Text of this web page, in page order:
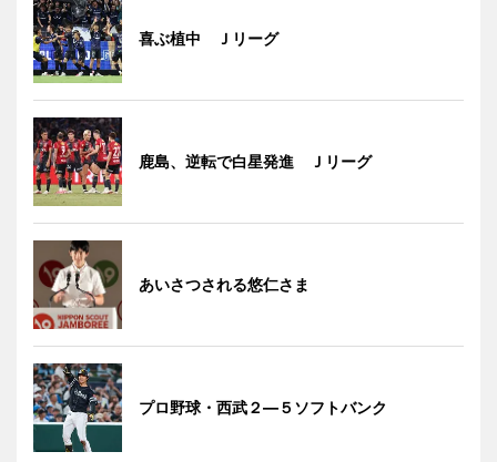
喜ぶ植中 Ｊリーグ
鹿島、逆転で白星発進 Ｊリーグ
あいさつされる悠仁さま
プロ野球・西武２―５ソフトバンク